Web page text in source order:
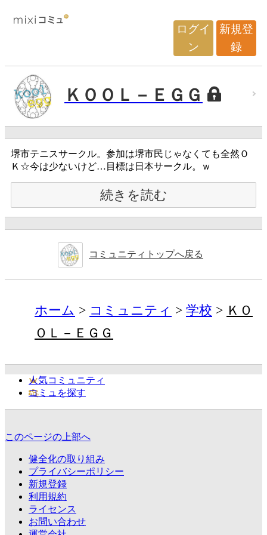
ログイ
ン
新規登
録
ＫＯＯＬ－ＥＧＧ
堺市テニスサークル。参加は堺市民じゃなくても全然Ｏ
Ｋ☆今は少ないけど…目標は日本サークル。ｗ
続きを読む
コミュニティトップへ戻る
ホーム コミュニティ 学校
ＫＯ
ＯＬ－ＥＧＧ
人気コミュニティ
コミュを探す
このページの上部へ
健全化の取り組み
プライバシーポリシー
新規登録
利用規約
ライセンス
お問い合わせ